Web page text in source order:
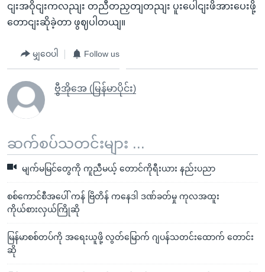
ငျးအဝိုငျးကလညျး တညီတညှတျတညျး ပူးပေါငျးဖိအားပေးဖို့
တောငျးဆိုခဲ့တာ ဖွဈပါတယျ။
မျှဝေပါ Follow us
ဗွီအိုအေ (မြန်မာပိုင်း)
ဆက်စပ်သတင်းများ ...
မျက်မမြင်တွေကို ကူညီမယ့် တောင်ကိုရီးယား နည်းပညာ
စစ်ကောင်စီအပေါ် ကန် ဗြိတိန် ကနေဒါ ဒဏ်ခတ်မှု ကုလအထူး
ကိုယ်စားလှယ်ကြိုဆို
မြန်မာစစ်တပ်ကို အရေးယူဖို့ လွတ်မြောက် ဂျပန်သတင်းထောက် တောင်း
ဆို